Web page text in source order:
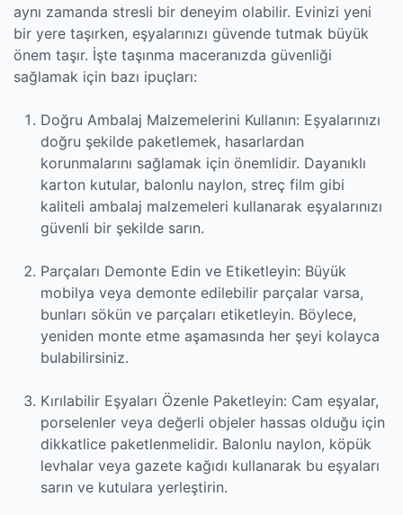
aynı zamanda stresli bir deneyim olabilir. Evinizi yeni
bir yere taşırken, eşyalarınızı güvende tutmak büyük
önem taşır. İşte taşınma maceranızda güvenliği
sağlamak için bazı ipuçları:
Doğru Ambalaj Malzemelerini Kullanın: Eşyalarınızı
doğru şekilde paketlemek, hasarlardan
korunmalarını sağlamak için önemlidir. Dayanıklı
karton kutular, balonlu naylon, streç film gibi
kaliteli ambalaj malzemeleri kullanarak eşyalarınızı
güvenli bir şekilde sarın.
Parçaları Demonte Edin ve Etiketleyin: Büyük
mobilya veya demonte edilebilir parçalar varsa,
bunları sökün ve parçaları etiketleyin. Böylece,
yeniden monte etme aşamasında her şeyi kolayca
bulabilirsiniz.
Kırılabilir Eşyaları Özenle Paketleyin: Cam eşyalar,
porselenler veya değerli objeler hassas olduğu için
dikkatlice paketlenmelidir. Balonlu naylon, köpük
levhalar veya gazete kağıdı kullanarak bu eşyaları
sarın ve kutulara yerleştirin.